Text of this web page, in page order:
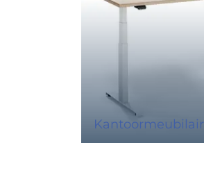
Kantoormeubilair